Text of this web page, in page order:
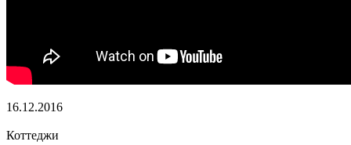
16.12.2016
Коттеджи